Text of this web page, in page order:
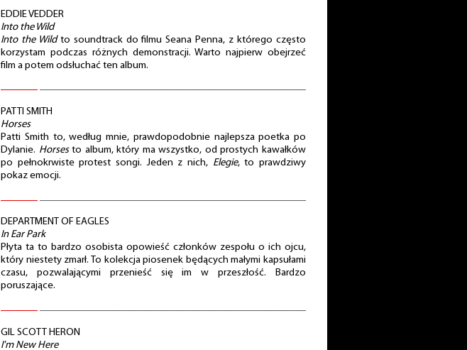
EDDIE VEDDER
Into the Wild
Into the Wildto soundtrack do filmu Seana Penna, z którego często
korzystam podczas różnych demonstracji. Warto najpierw obejrzeć
film a potem odsłuchać ten album.
PATTI SMITH
Horses
Patti Smith to, według mnie, prawdopodobnie najlepsza poetka po
Dylanie. Horsesto album, który ma wszystko, od prostych kawałków
po pełnokrwiste protest songi. Jeden z nich, Elegie, to prawdziwy
pokaz emocji.
DEPARTMENT OF EAGLES
In Ear Park
Płyta ta to bardzo osobista opowieść członków zespołu o ich ojcu,
który niestety zmarł. To kolekcja piosenek będących małymi kapsułami
czasu, pozwalającymi przenieść się im w przeszłość. Bardzo
poruszające.
GIL SCOTT HERON
I'm New Here